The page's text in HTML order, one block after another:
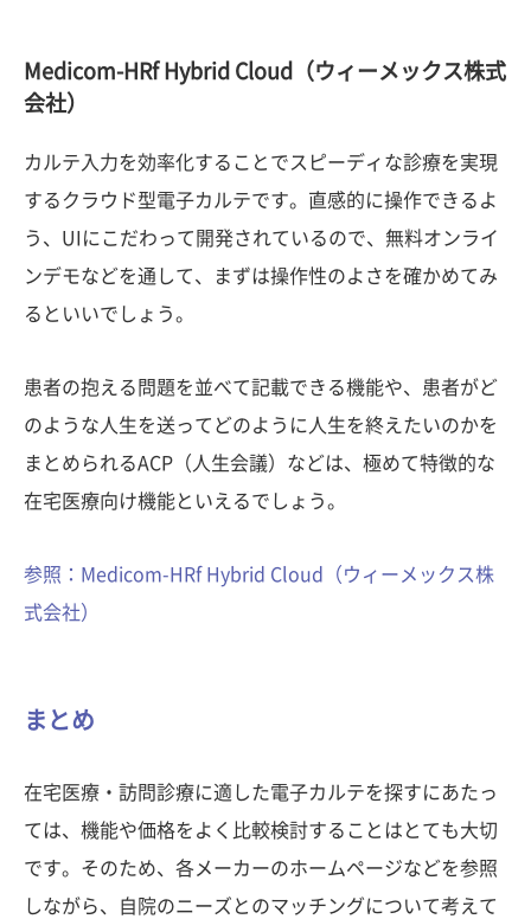
Medicom-HRf Hybrid Cloud（ウィーメックス株式
会社）
カルテ入力を効率化することでスピーディな診療を実現
するクラウド型電子カルテです。直感的に操作できるよ
う、UIにこだわって開発されているので、無料オンライ
ンデモなどを通して、まずは操作性のよさを確かめてみ
るといいでしょう。
患者の抱える問題を並べて記載できる機能や、患者がど
のような人生を送ってどのように人生を終えたいのかを
まとめられるACP（人生会議）などは、極めて特徴的な
在宅医療向け機能といえるでしょう。
参照：Medicom-HRf Hybrid Cloud（ウィーメックス株
式会社）
まとめ
在宅医療・訪問診療に適した電子カルテを探すにあたっ
ては、機能や価格をよく比較検討することはとても大切
です。そのため、各メーカーのホームページなどを参照
しながら、自院のニーズとのマッチングについて考えて